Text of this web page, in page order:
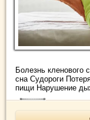
Болезнь кленового
сна Судороги
пищи Нарушение